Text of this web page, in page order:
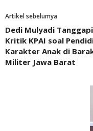
Artikel sebelumya
Dedi Mulyadi Tanggapi
Kritik KPAI soal
Karakter Anak di
Militer Jawa Barat